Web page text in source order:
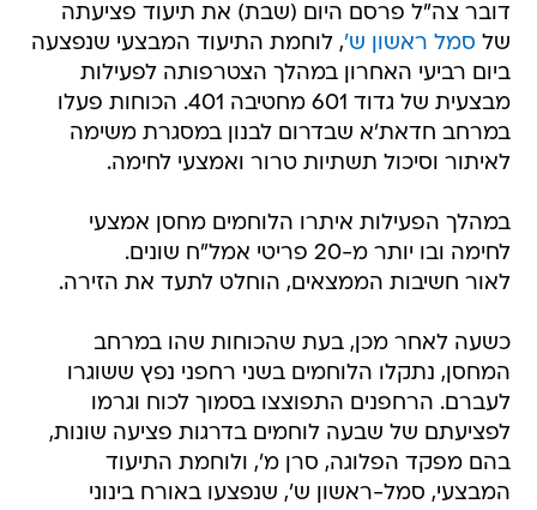
דובר צה"ל פרסם היום (שבת) את תיעוד פציעתה
של סמל ראשון ש', לוחמת התיעוד המבצעי שנפצעה
ביום רביעי האחרון במהלך הצטרפותה לפעילות
מבצעית של גדוד 601 מחטיבה 401. הכוחות פעלו
במרחב חדאת'א שבדרום לבנון במסגרת משימה
לאיתור וסיכול תשתיות טרור ואמצעי לחימה.
במהלך הפעילות איתרו הלוחמים מחסן אמצעי
לחימה ובו יותר מ-20 פריטי אמל"ח שונים.
לאור חשיבות הממצאים, הוחלט לתעד את הזירה.
כשעה לאחר מכן, בעת שהכוחות שהו במרחב
המחסן, נתקלו הלוחמים בשני רחפני נפץ ששוגרו
לעברם. הרחפנים התפוצצו בסמוך לכוח וגרמו
לפציעתם של שבעה לוחמים בדרגות פציעה שונות,
בהם מפקד הפלוגה, סרן מ', ולוחמת התיעוד
המבצעי, סמל-ראשון ש', שנפצעו באורח בינוני